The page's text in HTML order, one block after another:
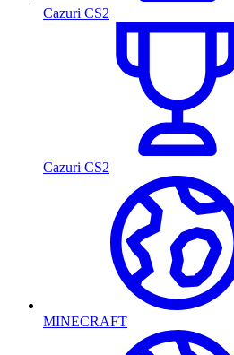
Cazuri CS2
Cazuri CS2
MINECRAFT